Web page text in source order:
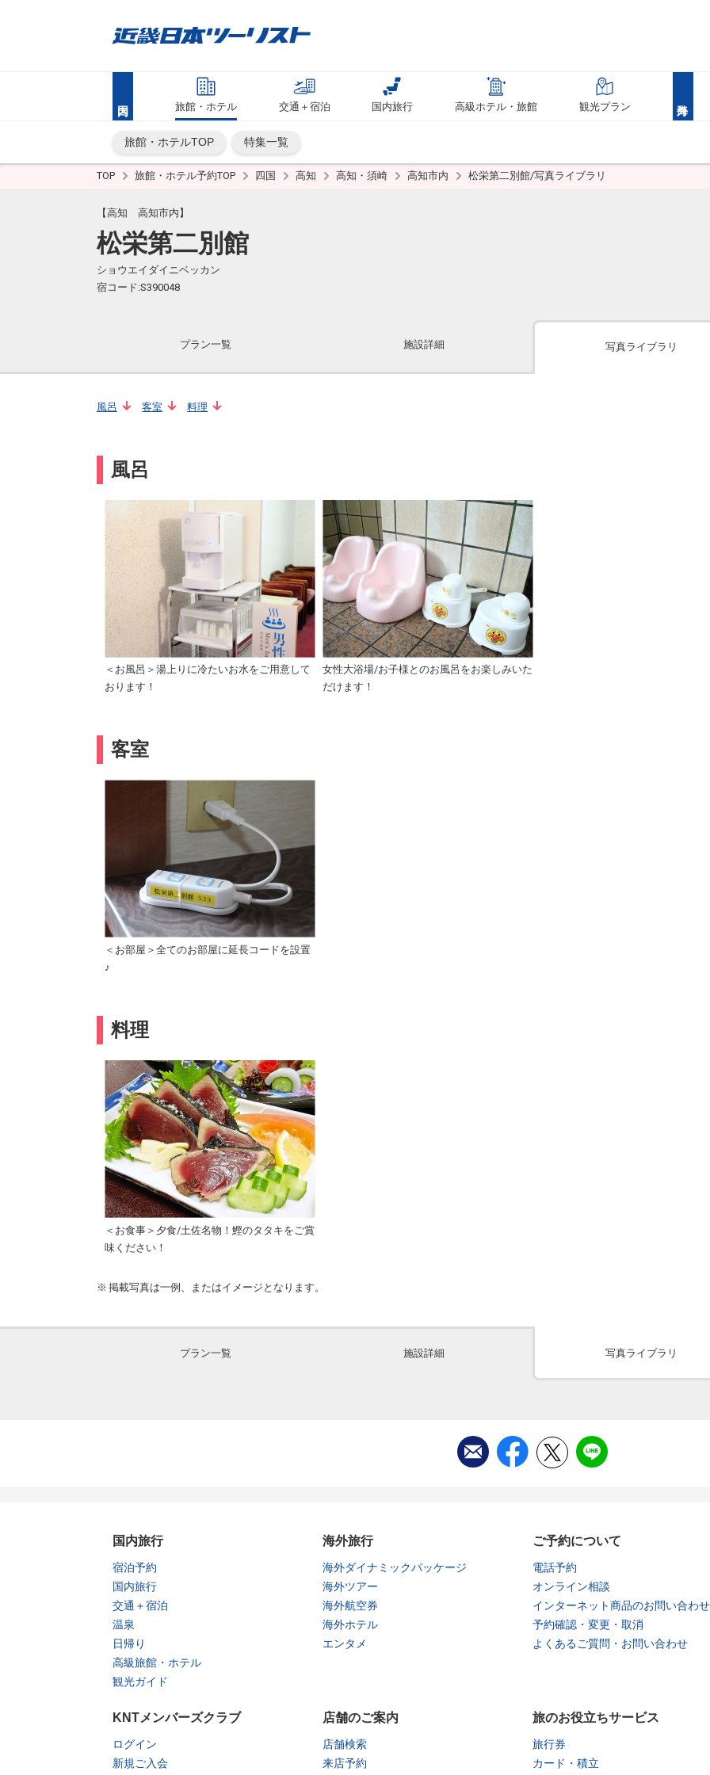
旅館・ホテル 交通＋宿泊 国内旅行 高級ホテル・旅館 観光プラン
旅館・ホテルTOP 特集一覧
TOP 旅館・ホテル予約TOP 四国 高知 高知・須崎 高知市内 松栄第二別館/写真ライブラリ
【高知 高知市内】
松栄第二別館
ショウエイダイニベッカン
宿コード:S390048
プラン一覧 施設詳細 写真ライブラリ
風呂 客室 料理
風呂
＜お風呂＞湯上りに冷たいお水をご用意して
おります！
女性大浴場/お子様とのお風呂をお楽しみいた
だけます！
客室
＜お部屋＞全てのお部屋に延長コードを設置
♪
料理
＜お食事＞夕食/土佐名物！鰹のタタキをご賞
味ください！
掲載写真は一例、またはイメージとなります。
プラン一覧 施設詳細 写真ライブラリ
国内旅行
宿泊予約
国内旅行
交通＋宿泊
温泉
日帰り
高級旅館・ホテル
観光ガイド
海外旅行
海外ダイナミックパッケージ
海外ツアー
海外航空券
海外ホテル
エンタメ
ご予約について
電話予約
オンライン相談
インターネット商品のお問い合わせ
予約確認・変更・取消
よくあるご質問・お問い合わせ
KNTメンバーズクラブ
ログイン
新規ご入会
店舗のご案内
店舗検索
来店予約
旅のお役立ちサービス
旅行券
カード・積立